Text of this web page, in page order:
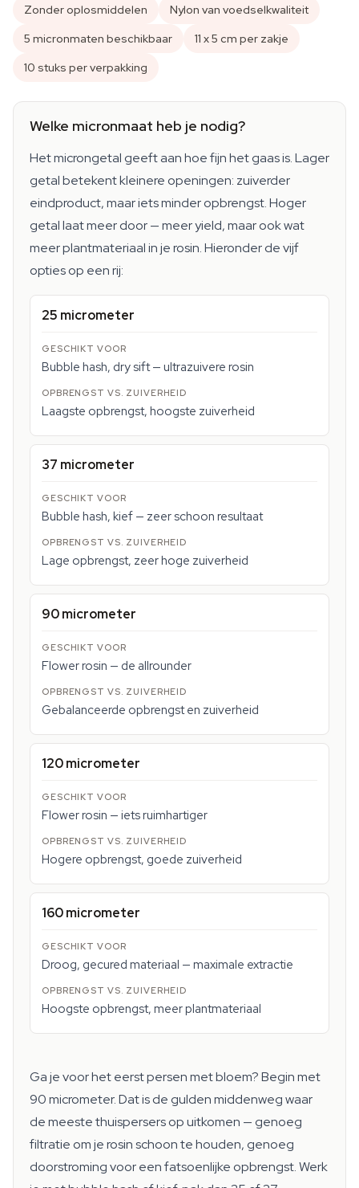
Zonder oplosmiddelen
Nylon van voedselkwaliteit
5 micronmaten beschikbaar
11 x 5 cm per zakje
10 stuks per verpakking
Welke micronmaat heb je nodig?
Het microngetal geeft aan hoe fijn het gaas is. Lager
getal betekent kleinere openingen: zuiverder
eindproduct, maar iets minder opbrengst. Hoger
getal laat meer door — meer yield, maar ook wat
meer plantmateriaal in je rosin. Hieronder de vijf
opties op een rij:
25 micrometer
Bubble hash, dry sift — ultrazuivere rosin
Laagste opbrengst, hoogste zuiverheid
37 micrometer
Bubble hash, kief — zeer schoon resultaat
Lage opbrengst, zeer hoge zuiverheid
90 micrometer
Flower rosin — de allrounder
Gebalanceerde opbrengst en zuiverheid
120 micrometer
Flower rosin — iets ruimhartiger
Hogere opbrengst, goede zuiverheid
160 micrometer
Droog, gecured materiaal — maximale extractie
Hoogste opbrengst, meer plantmateriaal
Ga je voor het eerst persen met bloem? Begin met
90 micrometer. Dat is de gulden middenweg waar
de meeste thuispersers op uitkomen — genoeg
filtratie om je rosin schoon te houden, genoeg
doorstroming voor een fatsoenlijke opbrengst. Werk